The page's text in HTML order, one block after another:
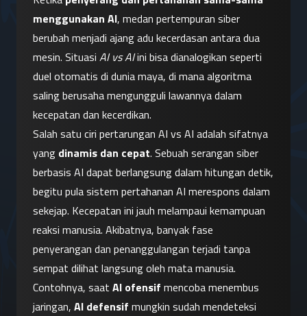
menggunakan AI, medan pertempuran siber
berubah menjadi ajang adu kecerdasan antara dua
mesin. Situasi AI vs AI ini bisa dianalogikan seperti
duel otomatis di dunia maya, di mana algoritma
saling berusaha mengungguli lawannya dalam
kecepatan dan kecerdikan.
Salah satu ciri pertarungan AI vs AI adalah sifatnya
yang dinamis dan cepat. Sebuah serangan siber
berbasis AI dapat berlangsung dalam hitungan detik,
begitu pula sistem pertahanan AI merespons dalam
sekejap. Kecepatan ini jauh melampaui kemampuan
reaksi manusia. Akibatnya, banyak fase
penyerangan dan penanggulangan terjadi tanpa
sempat dilihat langsung oleh mata manusia.
Contohnya, saat AI ofensif mencoba menembus
jaringan, AI defensif mungkin sudah mendeteksi